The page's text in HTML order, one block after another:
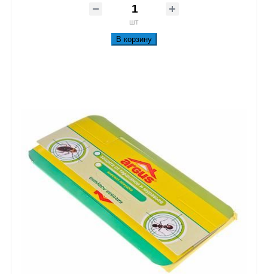
шт
В корзину